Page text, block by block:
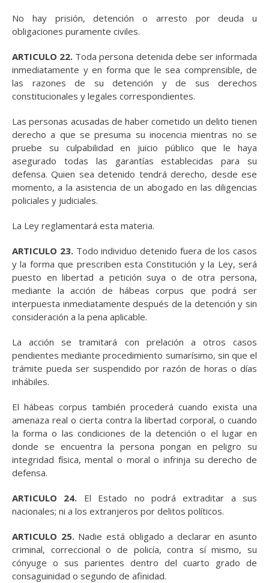
No hay prisión, detención o arresto por deuda u
obligaciones puramente civiles.
ARTICULO 22. Toda persona detenida debe ser informada
inmediatamente y en forma que le sea comprensible, de
las razones de su detención y de sus derechos
constitucionales y legales correspondientes.
Las personas acusadas de haber cometido un delito tienen
derecho a que se presuma su inocencia mientras no se
pruebe su culpabilidad en juicio público que le haya
asegurado todas las garantías establecidas para su
defensa. Quien sea detenido tendrá derecho, desde ese
momento, a la asistencia de un abogado en las diligencias
policiales y judiciales.
La Ley reglamentará esta materia.
ARTICULO 23.Todo individuo detenido fuera de los casos
y la forma que prescriben esta Constitución y la Ley, será
puesto en libertad a petición suya o de otra persona,
mediante la acción de hábeas corpus que podrá ser
interpuesta inmediatamente después de la detención y sin
consideración a la pena aplicable.
La acción se tramitará con prelación a otros casos
pendientes mediante procedimiento sumarísimo, sin que el
trámite pueda ser suspendido por razón de horas o días
inhábiles.
El hábeas corpus también procederá cuando exista una
amenaza real o cierta contra la libertad corporal, o cuando
la forma o las condiciones de la detención o el lugar en
donde se encuentra la persona pongan en peligro su
integridad física, mental o moral o infrinja su derecho de
defensa.
ARTICULO 24. El Estado no podrá extraditar a sus
nacionales; ni a los extranjeros por delitos políticos.
ARTICULO 25.Nadie está obligado a declarar en asunto
criminal, correccional o de policía, contra sí mismo, su
cónyuge o sus parientes dentro del cuarto grado de
consaguinidad o segundo de afinidad.